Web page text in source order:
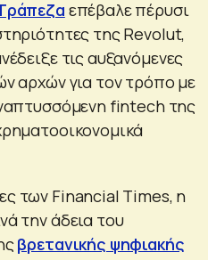
επέβαλε πέρυσι
της Revolut,
τις αυξανόμενες
αρχών για τον τρόπο με
fintech της
των Financial Times, η
την άδεια του
βρετανικής ψηφιακής